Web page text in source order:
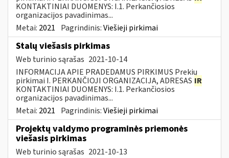
KONTAKTINIAI DUOMENYS: I.1. Perkančiosios
organizacijos pavadinimas...
Metai: 2021 Pagrindinis:Viešieji pirkimai
Stalų viešasis pirkimas
Web turinio sąrašas 2021-10-14
INFORMACIJA APIE PRADEDAMUS PIRKIMUS Prekių
pirkimai I. PERKANČIOJI ORGANIZACIJA, ADRESAS IR
KONTAKTINIAI DUOMENYS: I.1. Perkančiosios
organizacijos pavadinimas...
Metai: 2021 Pagrindinis:Viešieji pirkimai
Projektų valdymo programinės priemonės
viešasis pirkimas
Web turinio sąrašas 2021-10-13